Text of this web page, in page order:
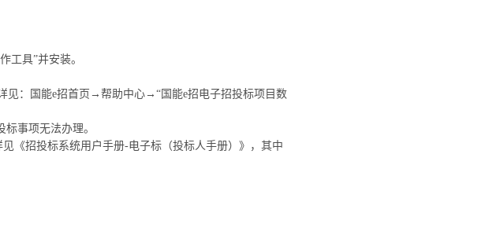
工具”并安装。
见：国能e招首页→帮助中心→“国能e招电子招投标项目数
事项无法办理。
《招投标系统用户手册-电子标（投标人手册）》，其中